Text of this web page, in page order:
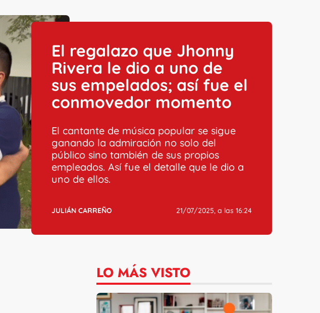
El regalazo que Jhonny
Rivera le dio a uno de
sus empelados; así fue el
conmovedor momento
El cantante de música popular se sigue
ganando la admiración no solo del
público sino también de sus propios
empleados. Así fue el detalle que le dio a
uno de ellos.
JULIÁN CARREÑO 21/07/2025, a las 16:24
LO MÁS VISTO